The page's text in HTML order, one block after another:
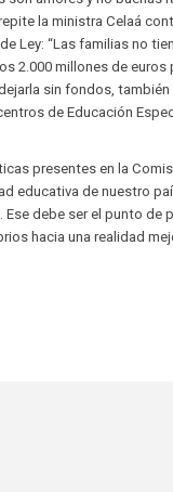
la ministra Celaá
Ley: “Las familias no
2.000 millones de euros
sin fondos,
de Educación
presentes en la
educativa de nuestro
debe ser el punto de
hacia una realidad